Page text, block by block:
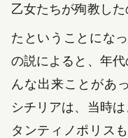
乙女たちが殉教した
たということにな
の説によると、年
んな出来ことがあ
シチリアは、当時
タンティノポリス